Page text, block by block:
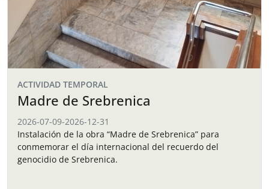
ACTIVIDAD TEMPORAL
Madre de Srebrenica
2026-07-09-2026-12-31
Instalación de la obra “Madre de Srebrenica” para
conmemorar el día internacional del recuerdo del
genocidio de Srebrenica.